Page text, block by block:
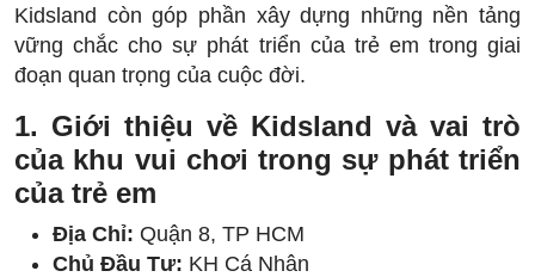
Kidsland còn góp phần xây dựng những nền tảng
vững chắc cho sự phát triển của trẻ em trong giai
đoạn quan trọng của cuộc đời.
1. Giới thiệu về Kidsland và vai trò
của khu vui chơi trong sự phát triển
của trẻ em
Địa Chỉ: Quận 8, TP HCM
Chủ Đầu Tư: KH Cá Nhân